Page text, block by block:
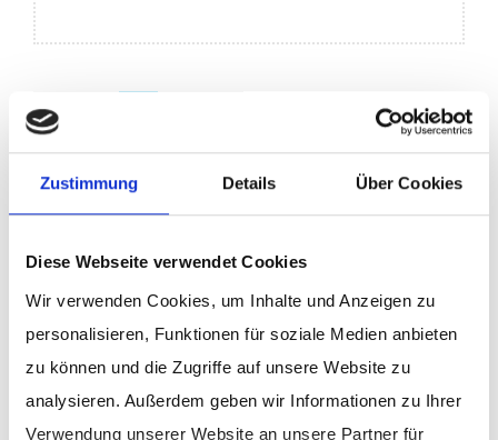
Zustimmung Details Über Cookies
Diese Webseite verwendet Cookies
Wir verwenden Cookies, um Inhalte und Anzeigen zu
personalisieren, Funktionen für soziale Medien anbieten
zu können und die Zugriffe auf unsere Website zu
analysieren. Außerdem geben wir Informationen zu Ihrer
Verwendung unserer Website an unsere Partner für
<<
Kategorien